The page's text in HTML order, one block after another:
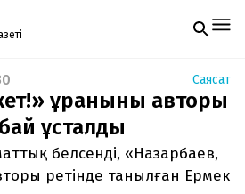
ай сайын электронды
Жаңа нөмір
жіберіледі. Тек email
Саясат
ұранының авторы
ұсталды
белсенді, «Назарбаев,
ретінде танылған Ермек